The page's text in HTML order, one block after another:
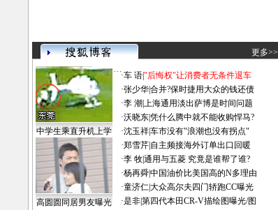
更多>>
中学生乘直升机上学
高圆圆同居男友曝光
·车 语|"后悔权"让消费者无条件退车
·张少华|合并?保时捷用大众的钱还债
·李 潮 上海通用淡出萨博是时间问题
·沃晓东|凭什么腾中就不能收购悍马?
·沈玉祥|车市没有"浪潮也没有拐点"
·郑雪芹| 自主频接海外订单出口回暖
·李 牧|通用与五菱 究竟是谁帮了谁?
·杨再舜|中国油价比美国高的N多理由
·童济仁|大众高尔夫四门轿跑CC曝光
·是非|第四代本田CR-V描绘图曝光/图